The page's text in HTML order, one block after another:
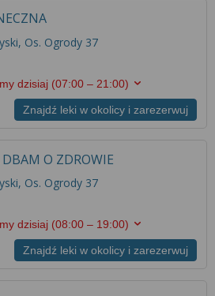
Os. Ogrody 37
dzisiaj (07:00 – 21:00)
Znajdź leki w okolicy i zarezerwuj
O ZDROWIE
Os. Ogrody 37
dzisiaj (08:00 – 19:00)
Znajdź leki w okolicy i zarezerwuj